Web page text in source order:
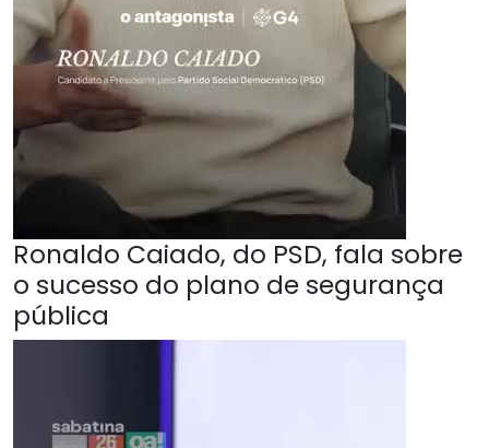
Ronaldo Caiado, do PSD, fala sobre
o sucesso do plano de segurança
pública